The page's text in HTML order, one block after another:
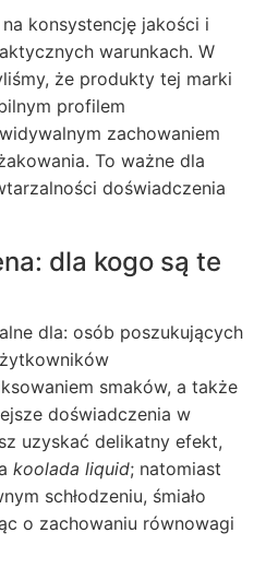
konsystencję jakości i
warunkach. W
że produkty tej marki
profilem
zachowaniem
To ważne dla
doświadczenia
dla kogo są te
dla: osób poszukujących
smaków, a także
doświadczenia w
uzyskać delikatny efekt,
koolada liquid; natomiast
schłodzeniu, śmiało
o zachowaniu równowagi